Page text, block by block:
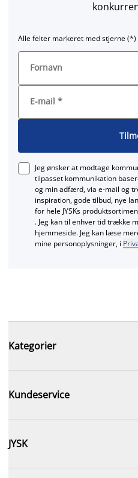
Alle felter markeret med stjerne
Fornavn
E-mail *
Jeg ønsker at modtage
tilpasset kommunikation
og min adfærd, via e‑mail og
inspiration, gode tilbud, nye
for hele JYSKs
. Jeg kan til enhver tid trække
hjemmeside. Jeg kan læse
mine personoplysninger, i
Kategorier
Kundeservice
JYSK